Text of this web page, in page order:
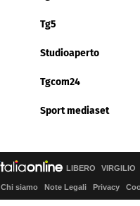
Tg5
Studioaperto
Tgcom24
Sport mediaset
LIBERO VIRGILIO
Chi siamo Note Legali Privacy